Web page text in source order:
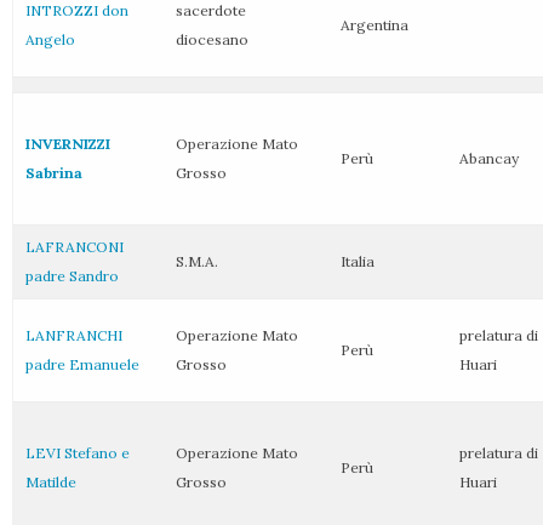
INTROZZI don
Angelo
sacerdote
diocesano
Argentina
INVERNIZZI
Sabrina
Operazione Mato
Grosso
Perù Abancay
LAFRANCONI
padre Sandro
S.M.A. Italia
LANFRANCHI
padre Emanuele
Operazione Mato
Grosso
Perù
prelatura di
Huari
LEVI Stefano e
Matilde
Operazione Mato
Grosso
Perù
prelatura di
Huari